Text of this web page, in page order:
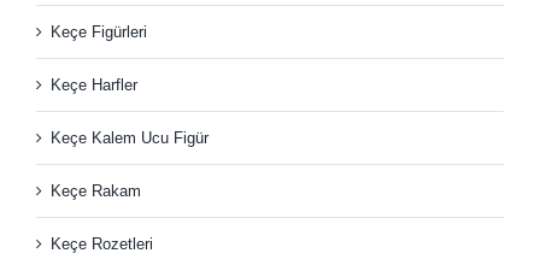
Keçe Figürleri
Keçe Harfler
Keçe Kalem Ucu Figür
Keçe Rakam
Keçe Rozetleri